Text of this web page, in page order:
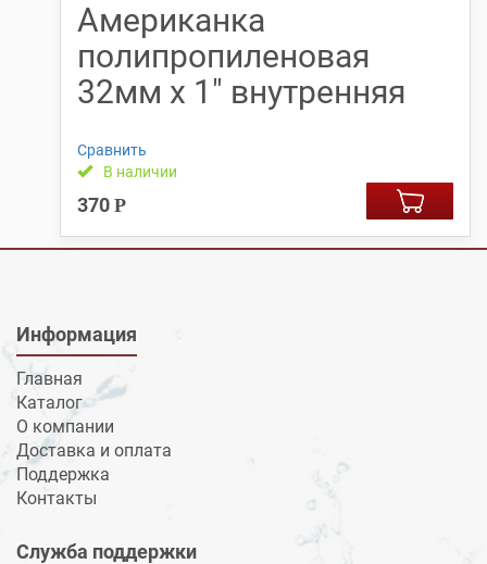
Американка
полипропиленовая
32мм х 1″ внутренняя
Сравнить
В наличии
370 Р
Информация
Главная
Каталог
О компании
Доставка и оплата
Поддержка
Контакты
Служба поддержки